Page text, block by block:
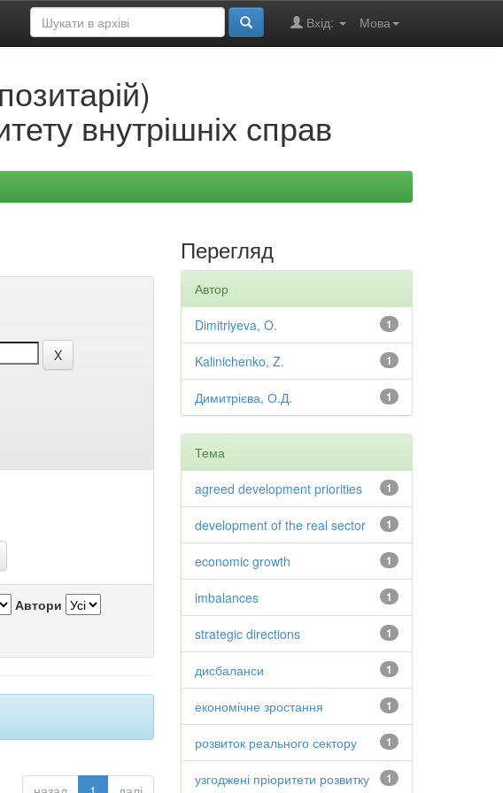
Мова
Вхід:
внутрішніх справ
Автори
Перегляд
Автор
1
Dimitriyeva, O.
1
Kalinichenko, Z.
1
Димитрієва, О.Д.
Тема
1
agreed development priorities
1
development of the real sector
1
economic growth
1
imbalances
1
strategic directions
1
дисбаланси
1
економічне зростання
1
розвиток реального сектору
1
узгоджені пріоритети розвитку